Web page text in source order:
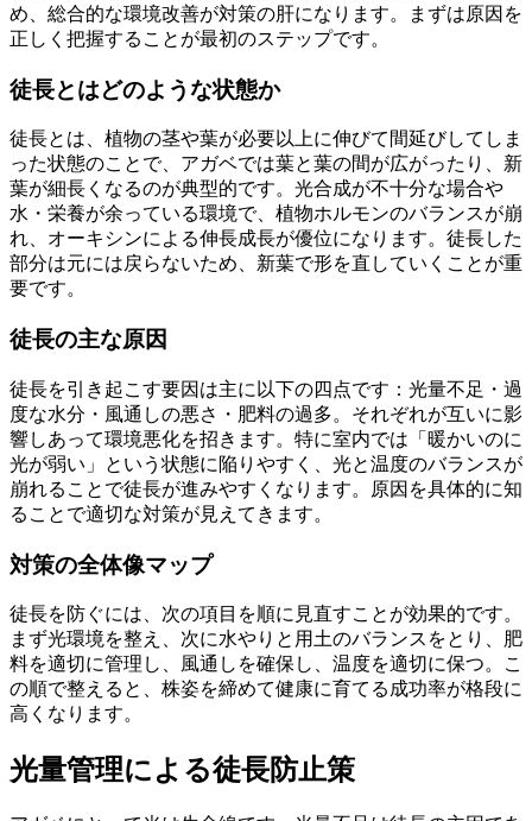
め、総合的な環境改善が対策の肝になります。まずは原因を
正しく把握することが最初のステップです。
徒長とはどのような状態か
徒長とは、植物の茎や葉が必要以上に伸びて間延びしてしま
った状態のことで、アガベでは葉と葉の間が広がったり、新
葉が細長くなるのが典型的です。光合成が不十分な場合や
水・栄養が余っている環境で、植物ホルモンのバランスが崩
れ、オーキシンによる伸長成長が優位になります。徒長した
部分は元には戻らないため、新葉で形を直していくことが重
要です。
徒長の主な原因
徒長を引き起こす要因は主に以下の四点です：光量不足・過
度な水分・風通しの悪さ・肥料の過多。それぞれが互いに影
響しあって環境悪化を招きます。特に室内では「暖かいのに
光が弱い」という状態に陥りやすく、光と温度のバランスが
崩れることで徒長が進みやすくなります。原因を具体的に知
ることで適切な対策が見えてきます。
対策の全体像マップ
徒長を防ぐには、次の項目を順に見直すことが効果的です。
まず光環境を整え、次に水やりと用土のバランスをとり、肥
料を適切に管理し、風通しを確保し、温度を適切に保つ。こ
の順で整えると、株姿を締めて健康に育てる成功率が格段に
高くなります。
光量管理による徒長防止策